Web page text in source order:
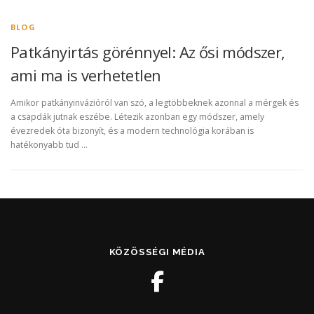
BLOG
Patkányirtás görénnyel: Az ősi módszer,
ami ma is verhetetlen
Amikor patkányinvázióról van szó, a legtöbbeknek azonnal a mérgek és
a csapdák jutnak eszébe. Létezik azonban egy módszer, amely
évezredek óta bizonyít, és a modern technológia korában is
hatékonyabb tud …
KÖZÖSSÉGI MÉDIA